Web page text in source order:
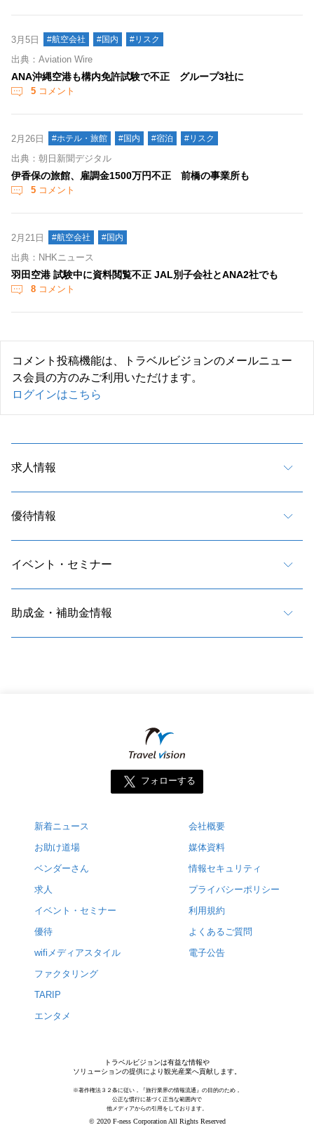
3月5日 #航空会社 #国内 #リスク
出典：Aviation Wire
ANA沖縄空港も構内免許試験で不正 グループ3社に
5 コメント
2月26日 #ホテル・旅館 #国内 #宿泊 #リスク
出典：朝日新聞デジタル
伊香保の旅館、雇調金1500万円不正 前橋の事業所も
5 コメント
2月21日 #航空会社 #国内
出典：NHKニュース
羽田空港 試験中に資料閲覧不正 JAL別子会社とANA2社でも
8 コメント
コメント投稿機能は、トラベルビジョンのメールニュー
ス会員の方のみご利用いただけます。
ログインはこちら
求人情報
優待情報
イベント・セミナー
助成金・補助金情報
フォローする
新着ニュース
お助け道場
ベンダーさん
求人
イベント・セミナー
優待
wifiメディアスタイル
ファクタリング
TARIP
エンタメ
会社概要
媒体資料
情報セキュリティ
プライバシーポリシー
利用規約
よくあるご質問
電子公告
トラベルビジョンは有益な情報や
ソリューションの提供により観光産業へ貢献します。
※著作権法３２条に従い，『旅行業界の情報流通』の目的のため，
公正な慣行に基づく正当な範囲内で
他メディアからの引用をしております。
© 2020 F-ness Corporation All Rights Reserved